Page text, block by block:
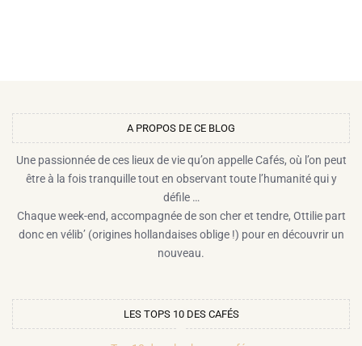
A PROPOS DE CE BLOG​
Une passionnée de ces lieux de vie qu’on appelle Cafés, où l’on peut
être à la fois tranquille tout en observant toute l’humanité qui y
défile …
Chaque week-end, accompagnée de son cher et tendre, Ottilie part
donc en vélib’ (origines hollandaises oblige !) pour en découvrir un
nouveau.
LES TOPS 10 DES CAFÉS